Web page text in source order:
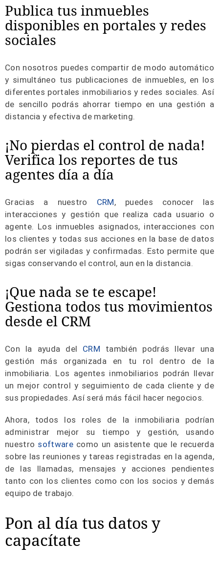
Publica tus inmuebles
disponibles en portales y redes
sociales
Con nosotros puedes compartir de modo automático
y simultáneo tus publicaciones de inmuebles, en los
diferentes portales inmobiliarios y redes sociales. Así
de sencillo podrás ahorrar tiempo en una gestión a
distancia y efectiva de marketing.
¡No pierdas el control de nada!
Verifica los reportes de tus
agentes día a día
Gracias a nuestro CRM, puedes conocer las
interacciones y gestión que realiza cada usuario o
agente. Los inmuebles asignados, interacciones con
los clientes y todas sus acciones en la base de datos
podrán ser vigiladas y confirmadas. Esto permite que
sigas conservando el control, aun en la distancia.
¡Que nada se te escape!
Gestiona todos tus movimientos
desde el CRM
Con la ayuda del CRM también podrás llevar una
gestión más organizada en tu rol dentro de la
inmobiliaria. Los agentes inmobiliarios podrán llevar
un mejor control y seguimiento de cada cliente y de
sus propiedades. Así será más fácil hacer negocios.
Ahora, todos los roles de la inmobiliaria podrían
administrar mejor su tiempo y gestión, usando
nuestro softwarecomo un asistente que le recuerda
sobre las reuniones y tareas registradas en la agenda,
de las llamadas, mensajes y acciones pendientes
tanto con los clientes como con los socios y demás
equipo de trabajo.
Pon al día tus datos y
capacítate